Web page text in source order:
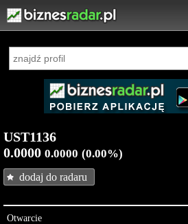
UST1136
0.0000 0.0000 (0.00%)
dodaj do radaru
Otwarcie